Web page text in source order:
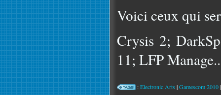
Voici ceux qui
Crysis 2;
11; LFP
:Electronic Arts |Gamescom 2010